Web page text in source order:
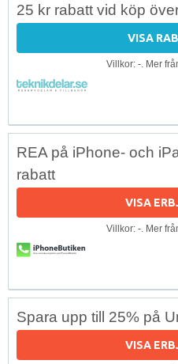
25 kr rabatt vid köp
VISA
Villkor: -. Mer
REA på iPhone- och
rabatt
VISA
Villkor: -. Mer
Spara upp till 25% på
VISA